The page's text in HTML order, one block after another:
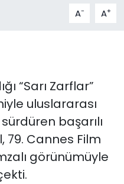
A- A+
“Sarı Zarflar”
uluslararası
başarılı
79. Cannes Film
görünümüyle